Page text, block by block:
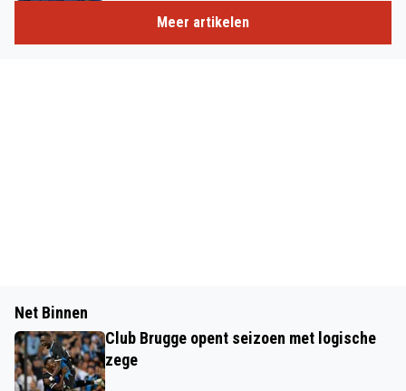
Meer artikelen
Net Binnen
Club Brugge opent seizoen met logische
zege